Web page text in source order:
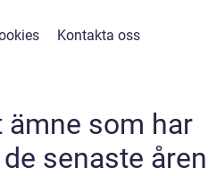
Kontakta oss
som har
senaste åren